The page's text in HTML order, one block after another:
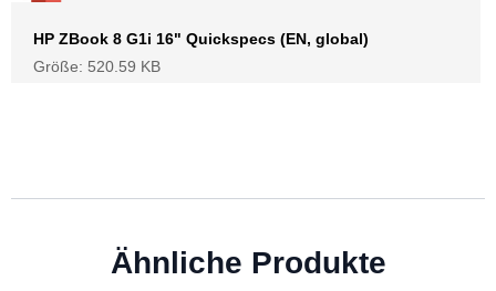
HP ZBook 8 G1i 16" Quickspecs (EN, global)
Größe: 520.59 KB
Ähnliche Produkte